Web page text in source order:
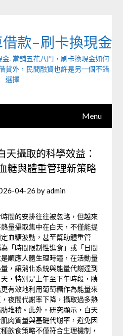
款-刷卡換現金
. 當舖五花八門，刷卡換現金如何
貸外，民間融資也許是另一個不錯
選擇
Menu
天攝取的科學效益：
糖與體重管理新策略
04-26 byadmin
間的安排往往被忽略，但越來
量攝取集中在白天，不僅能提
血糖波動，甚至幫助體重管
「時間限制性進食」或「日間
順應人體生理時鐘，在活動量
，讓消化系統與能量代謝達到
，特別是上午至下午時段，胰
有效地利用葡萄糖作為能量來
夜間代謝率下降，攝取過多熱
堆積。此外，研究顯示，白天
肉質量與基礎代謝率，避免因
飲食策略不僅符合生理機制，